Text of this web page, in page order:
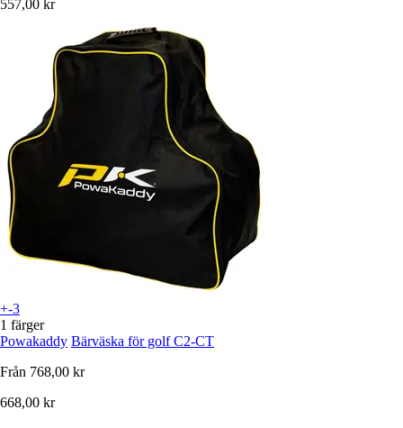
557,00 kr
+-3
1 färger
Powakaddy Bärväska för golf C2-CT
Från 768,00 kr
668,00 kr